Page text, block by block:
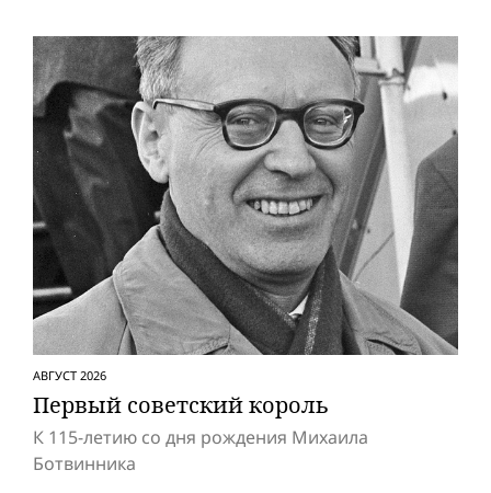
АВГУСТ 2026
Первый советский король
К 115-летию со дня рождения Михаила
Ботвинника